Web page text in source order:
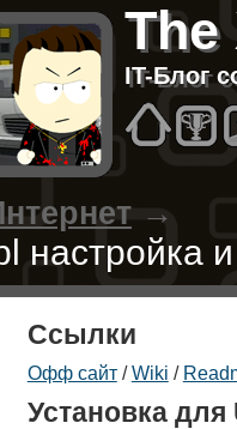
The
IT-Блог
→
настройка
Ссылки
Офф сайт/Wiki /
Установка